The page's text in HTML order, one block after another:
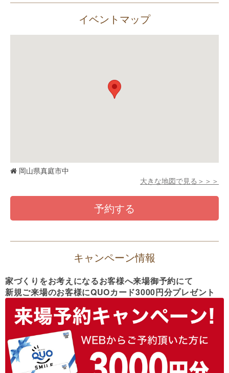
イベントマップ
岡山県真庭市中
大きな地図で見る＞＞＞
予約する
キャンペーン情報
家づくりをお考えになるお客様へ来場御予約にて
新規ご来場のお客様にQUOカード3000円分プレゼント